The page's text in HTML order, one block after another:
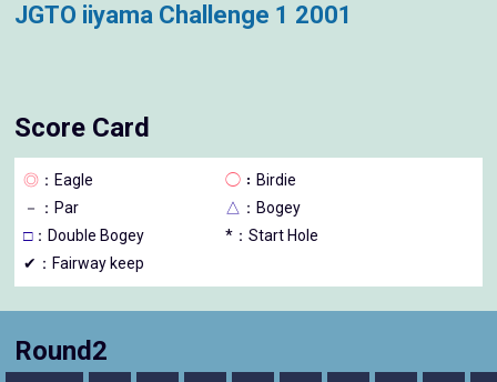
JGTO iiyama Challenge 1 2001
Score Card
◎ ：Eagle ◯ ：Birdie
－
：Par △ ：Bogey
□：Double Bogey
*：Start Hole
✔：Fairway keep
Round2